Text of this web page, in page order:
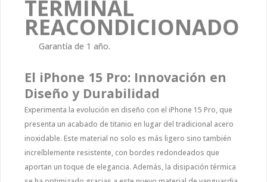
TERMINAL
REACONDICIONADO
Garantía de 1 año.
El iPhone 15 Pro: Innovación en
Diseño y Durabilidad
Experimenta la evolución en diseño con el iPhone 15 Pro, que
presenta un acabado de titanio en lugar del tradicional acero
inoxidable. Este material no solo es más ligero sino también
increíblemente resistente, con bordes redondeados que
aportan un toque de elegancia. Además, la disipación térmica